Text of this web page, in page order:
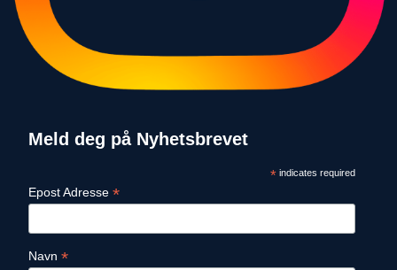
Meld deg på Nyhetsbrevet
*indicates required
Epost Adresse *
Navn *